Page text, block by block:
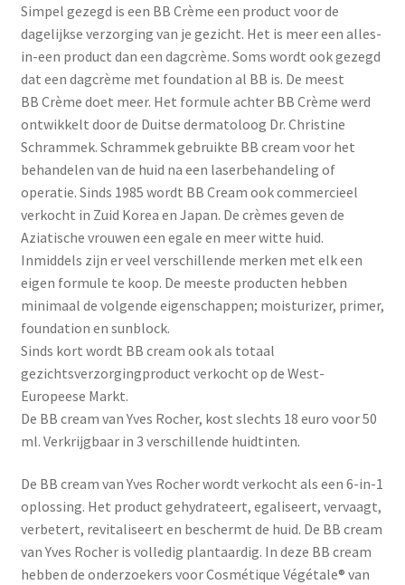
Wasbaar maandverband
Wasbare zoogcompressen
Oefenbroekjes – zindelijkheidstraining
Diverse
Contact
Simpel gezegd is een BB Crème een product voor de
dagelijkse verzorging van je gezicht. Het is meer een alles-
in-een product dan een dagcrème. Soms wordt ook gezegd
dat een dagcrème met foundation al BB is. De meest
BB Crème doet meer. Het formule achter BB Crème werd
ontwikkelt door de Duitse dermatoloog Dr. Christine
Schrammek. Schrammek gebruikte BB cream voor het
behandelen van de huid na een laserbehandeling of
operatie. Sinds 1985 wordt BB Cream ook commercieel
verkocht in Zuid Korea en Japan. De crèmes geven de
Aziatische vrouwen een egale en meer witte huid.
Inmiddels zijn er veel verschillende merken met elk een
eigen formule te koop. De meeste producten hebben
minimaal de volgende eigenschappen; moisturizer, primer,
foundation en sunblock.
Sinds kort wordt BB cream ook als totaal
gezichtsverzorgingproduct verkocht op de West-
Europeese Markt.
De BB cream van Yves Rocher, kost slechts 18 euro voor 50
ml. Verkrijgbaar in 3 verschillende huidtinten.
De BB cream van Yves Rocher wordt verkocht als een 6-in-1
oplossing. Het product gehydrateert, egaliseert, vervaagt,
verbetert, revitaliseert en beschermt de huid. De BB cream
van Yves Rocher is volledig plantaardig. In deze BB cream
hebben de onderzoekers voor Cosmétique Végétale® van